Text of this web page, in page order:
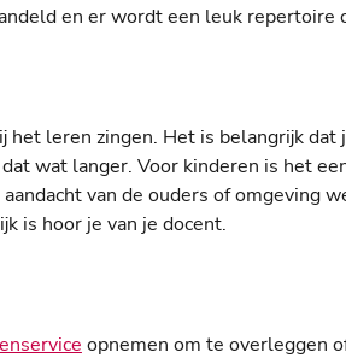
en er wordt een leuk repertoire
leren zingen. Het is belangrijk dat
wat langer. Voor kinderen is het
van de ouders of omgeving
is hoor je van je docent.
opnemen om te overleggen